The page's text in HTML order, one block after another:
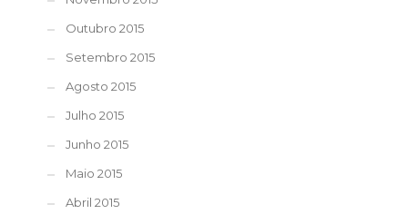
Outubro 2015
Setembro 2015
Agosto 2015
Julho 2015
Junho 2015
Maio 2015
Abril 2015